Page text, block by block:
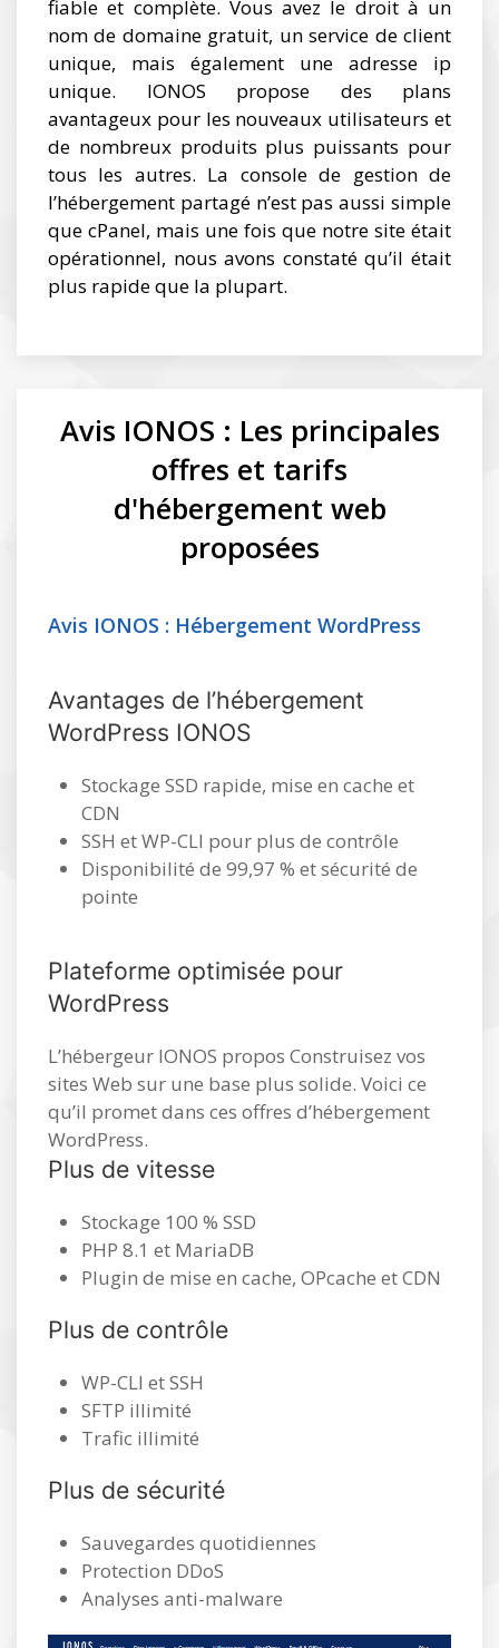
fiable et complète. Vous avez le droit à un
nom de domaine gratuit, un service de client
unique, mais également une adresse ip
unique. IONOS propose des plans
avantageux pour les nouveaux utilisateurs et
de nombreux produits plus puissants pour
tous les autres. La console de gestion de
l’hébergement partagé n’est pas aussi simple
que cPanel, mais une fois que notre site était
opérationnel, nous avons constaté qu’il était
plus rapide que la plupart.
Avis IONOS : Les principales
offres et tarifs
d'hébergement web
proposées
Avis IONOS : Hébergement WordPress
Avantages de l’hébergement
WordPress IONOS
Stockage SSD rapide, mise en cache et
CDN
SSH et WP-CLI pour plus de contrôle
Disponibilité de 99,97 % et sécurité de
pointe
Plateforme optimisée pour
WordPress
L’hébergeur IONOS propos Construisez vos
sites Web sur une base plus solide. Voici ce
qu’il promet dans ces offres d’hébergement
WordPress.
Plus de vitesse
Stockage 100 % SSD
PHP 8.1 et MariaDB
Plugin de mise en cache, OPcache et CDN
Plus de contrôle
WP-CLI et SSH
SFTP illimité
Trafic illimité
Plus de sécurité
Sauvegardes quotidiennes
Protection DDoS
Analyses anti-malware